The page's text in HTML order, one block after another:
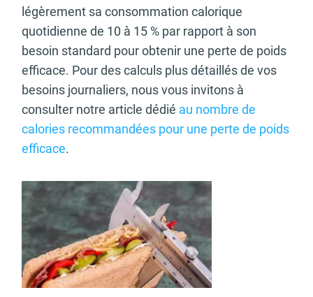
légèrement sa consommation calorique
quotidienne de 10 à 15 % par rapport à son
besoin standard pour obtenir une perte de poids
efficace. Pour des calculs plus détaillés de vos
besoins journaliers, nous vous invitons à
consulter notre article dédié au nombre de
calories recommandées pour une perte de poids
efficace.
Article recommandé